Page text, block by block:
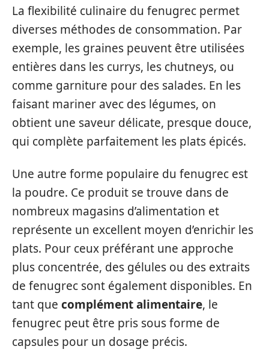
La flexibilité culinaire du fenugrec permet
diverses méthodes de consommation. Par
exemple, les graines peuvent être utilisées
entières dans les currys, les chutneys, ou
comme garniture pour des salades. En les
faisant mariner avec des légumes, on
obtient une saveur délicate, presque douce,
qui complète parfaitement les plats épicés.
Une autre forme populaire du fenugrec est
la poudre. Ce produit se trouve dans de
nombreux magasins d’alimentation et
représente un excellent moyen d’enrichir les
plats. Pour ceux préférant une approche
plus concentrée, des gélules ou des extraits
de fenugrec sont également disponibles. En
tant que complément alimentaire, le
fenugrec peut être pris sous forme de
capsules pour un dosage précis.